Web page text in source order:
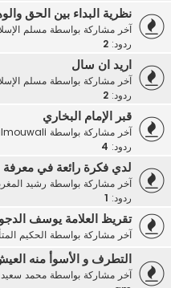
نظرية البداء بين الحق
آخر مشاركة بواسطة مسلم
ردود: 2
اريد ان سال
آخر مشاركة بواسطة مسلم
ردود: 2
قبر الإمام البخاري
آخر مشاركة بواسطة
ردود: 4
لدي فكرة رائعة في
آخر مشاركة بواسطة رشيد
ردود:
تقريظ العلامة يوسف
آخر مشاركة بواسطة الحكيم
التطرف و الأسوأ منه
آخر مشاركة بواسطة محمد